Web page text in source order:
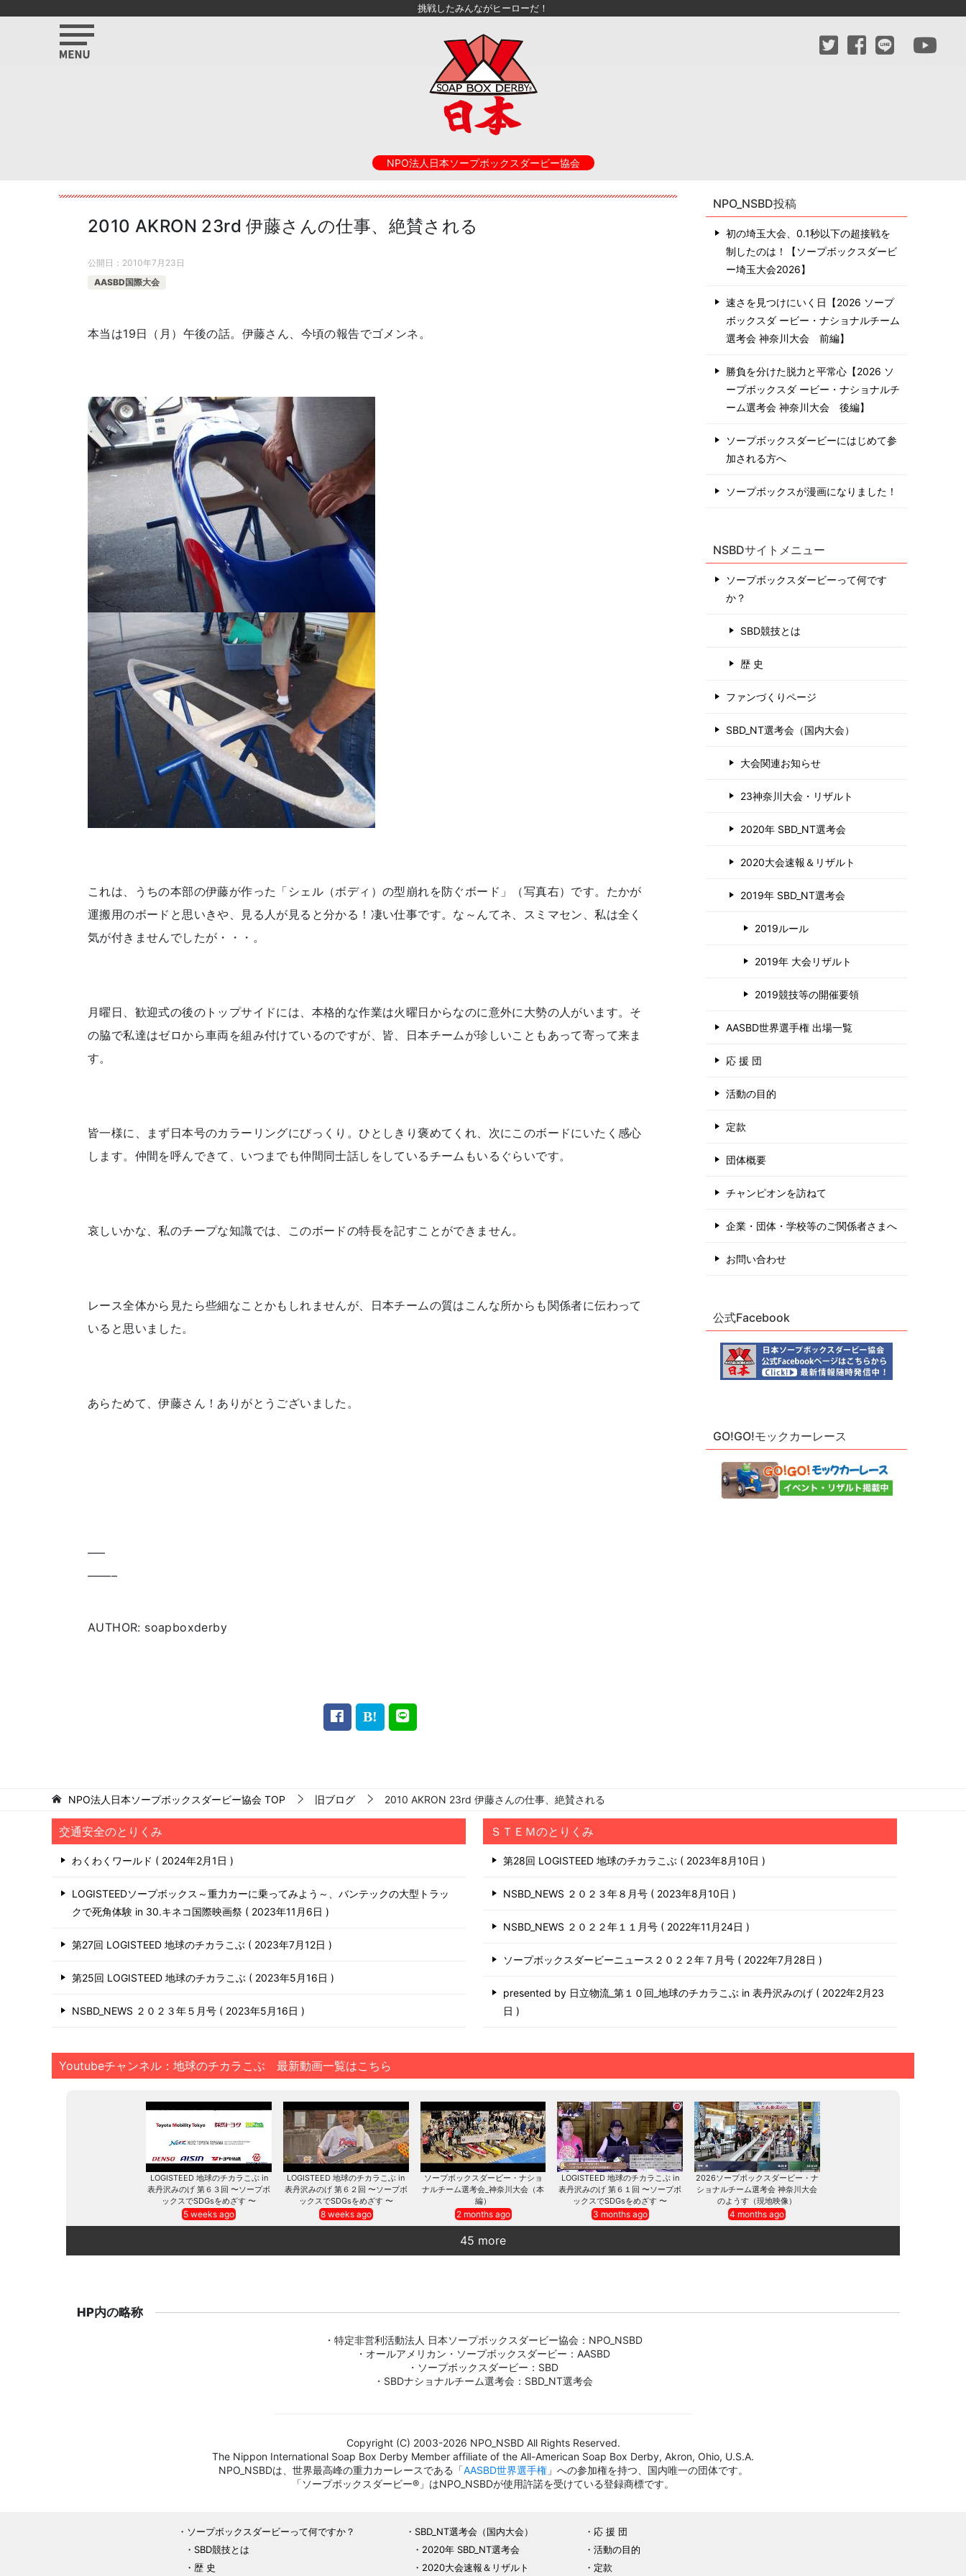
挑戦したみんながヒーローだ！
NPO法人日本ソープボックスダービー協会
2010 AKRON 23rd 伊藤さんの仕事、絶賛される
公開日： 2010年7月23日
AASBD国際大会
本当は19日（月）午後の話。伊藤さん、今頃の報告でゴメンネ。
これは、うちの本部の伊藤が作った「シェル（ボディ）の型崩れを防ぐボード」（写真右）です。たかが
運搬用のボードと思いきや、見る人が見ると分かる！凄い仕事です。な～んてネ、スミマセン、私は全く
気が付きませんでしたが・・・。
月曜日、歓迎式の後のトップサイドには、本格的な作業は火曜日からなのに意外に大勢の人がいます。そ
の脇で私達はゼロから車両を組み付けているのですが、皆、日本チームが珍しいこともあって寄って来ま
す。
皆一様に、まず日本号のカラーリングにびっくり。ひとしきり褒めてくれ、次にこのボードにいたく感心
します。仲間を呼んできて、いつまでも仲間同士話しをしているチームもいるぐらいです。
哀しいかな、私のチープな知識では、このボードの特長を記すことができません。
レース全体から見たら些細なことかもしれませんが、日本チームの質はこんな所からも関係者に伝わって
いると思いました。
あらためて、伊藤さん！ありがとうございました。
—–
——–
AUTHOR: soapboxderby
NPO_NSBD投稿
初の埼玉大会、0.1秒以下の超接戦を
制したのは！【ソープボックスダービ
ー埼玉大会2026】
速さを見つけにいく日【2026 ソープ
ボックスダ ービー・ナショナルチーム
選考会 神奈川⼤会 前編】
勝負を分けた脱力と平常心【2026 ソ
ープボックスダ ービー・ナショナルチ
ーム選考会 神奈川⼤会 後編】
ソープボックスダービーにはじめて参
加される方へ
ソープボックスが漫画になりました！
NSBDサイトメニュー
ソープボックスダービーって何です
か？
SBD競技とは
歴 史
ファンづくりページ
SBD_NT選考会（国内大会）
大会関連お知らせ
23神奈川大会・リザルト
2020年 SBD_NT選考会
2020大会速報＆リザルト
2019年 SBD_NT選考会
2019ルール
2019年 大会リザルト
2019競技等の開催要領
AASBD世界選手権 出場一覧
応 援 団
活動の目的
定款
団体概要
チャンピオンを訪ねて
企業・団体・学校等のご関係者さまへ
お問い合わせ
公式Facebook
GO!GO!モックカーレース
NPO法人日本ソープボックスダービー協会 TOP 旧ブログ 2010 AKRON 23rd 伊藤さんの仕事、絶賛される
交通安全のとりくみ
わくわくワールド 2024年2月1日
LOGISTEEDソープボックス～重力カーに乗ってみよう～、バンテックの大型トラッ
クで死角体験 in 30.キネコ国際映画祭
2023年11月6日
第27回 LOGISTEED 地球のチカラこぶ 2023年7月12日
第25回 LOGISTEED 地球のチカラこぶ 2023年5月16日
NSBD_NEWS ２０２３年５月号 2023年5月16日
ＳＴＥＭのとりくみ
第28回 LOGISTEED 地球のチカラこぶ 2023年8月10日
NSBD_NEWS ２０２３年８月号 2023年8月10日
NSBD_NEWS ２０２２年１１月号 2022年11月24日
ソープボックスダービーニュース２０２２年７月号 2022年7月28日
presented by 日立物流_第１０回_地球のチカラこぶ in 表丹沢みのげ
2022年2月23
日
Youtubeチャンネル：地球のチカラこぶ 最新動画一覧はこちら
LOGISTEED 地球のチカラこぶ in
表丹沢みのげ 第６３回 〜ソープボ
ックスでSDGsをめざす 〜
5 weeks ago
LOGISTEED 地球のチカラこぶ in
表丹沢みのげ 第６２回 〜ソープボ
ックスでSDGsをめざす 〜
8 weeks ago
ソープボックスダービー・ナショ
ナルチーム選考会_神奈川大会（本
編）
2 months ago
LOGISTEED 地球のチカラこぶ in
表丹沢みのげ 第６１回 〜ソープボ
ックスでSDGsをめざす 〜
3 months ago
2026ソープボックスダービー・ナ
ショナルチーム選考会 神奈川大会
のようす（現地映像）
4 months ago
45 more
HP内の略称
・特定非営利活動法人 日本ソープボックスダービー協会：NPO_NSBD
・オールアメリカン・ソープボックスダービー：AASBD
・ソープボックスダービー：SBD
・SBDナショナルチーム選考会：SBD_NT選考会
Copyright (C) 2003-2026 NPO_NSBD All Rights Reserved.
The Nippon International Soap Box Derby Member affiliate of the All-American Soap Box Derby, Akron, Ohio, U.S.A.
NPO_NSBDは、世界最高峰の重力カーレースである「AASBD世界選手権」への参加権を持つ、国内唯一の団体です。
「ソープボックスダービー®」はNPO_NSBDが使用許諾を受けている登録商標です。
ソープボックスダービーって何ですか？
SBD競技とは
歴 史
SBD_NT選考会（国内大会）
2020年 SBD_NT選考会
2020大会速報＆リザルト
応 援 団
活動の目的
定款